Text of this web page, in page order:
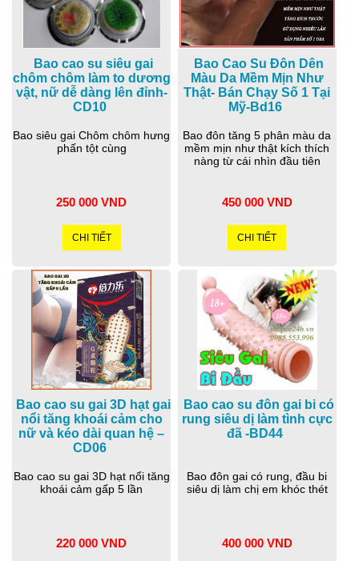
Bao cao su siêu gai
chôm chôm làm to dương
vật, nữ dễ dàng lên đỉnh-
CD10
Bao siêu gai Chôm chôm hưng
phấn tột cùng
250 000 VND
CHI TIẾT
Bao Cao Su Đôn Dên
Màu Da Mềm Mịn Như
Thật- Bán Chạy Số 1 Tại
Mỹ-Bd16
Bao đôn tăng 5 phân màu da
mềm mịn như thật kích thích
nàng từ cái nhìn đầu tiên
450 000 VND
CHI TIẾT
Bao cao su gai 3D hạt gai
nổi tăng khoái cảm cho
nữ và kéo dài quan hệ –
CD06
Bao cao su gai 3D hạt nổi tăng
khoái cảm gấp 5 lần
220 000 VND
Bao cao su đôn gai bi có
rung siêu dị làm tình cực
đã -BD44
Bao đôn gai có rung, đầu bi
siêu dị làm chị em khóc thét
400 000 VND